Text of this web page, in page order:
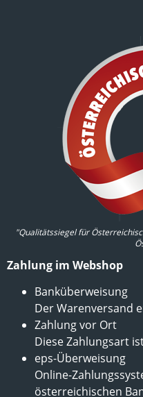
"Qualitätssiegel für
Zahlung im Webshop
Banküberweisung
Der Warenversand
Zahlung vor Ort
Diese Zahlungsart
eps-Überweisung
Online-
österreichischen